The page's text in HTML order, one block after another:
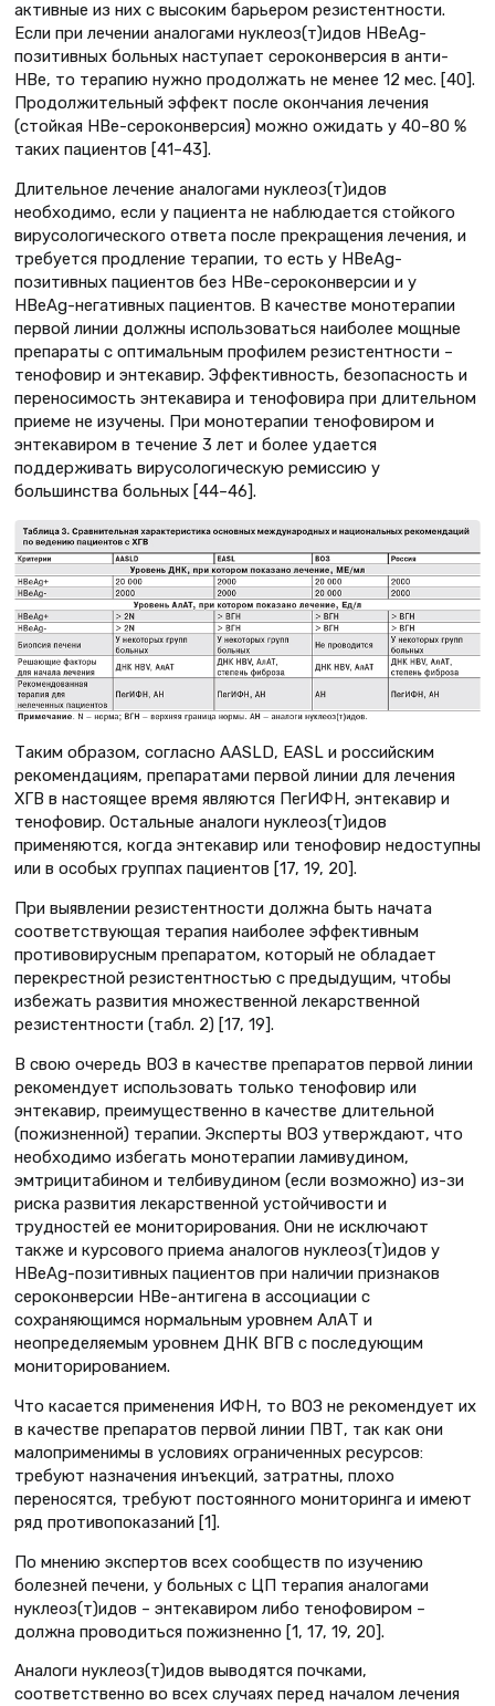
активные из них с высоким барьером резистентности.
Если при лечении аналогами нуклеоз(т)идов HBеAg-
позитивных больных наступает сероконверсия в анти-
HBe, то терапию нужно продолжать не менее 12 мес. [40].
Продолжительный эффект после окончания лечения
(стойкая HBe-сероконверсия) можно ожидать у 40–80 %
таких пациентов [41–43].
Длительное лечение аналогами нуклеоз(т)идов
необходимо, если у пациента не наблюдается стойкого
вирусологического ответа после прекращения лечения, и
требуется продление терапии, то есть у HBeAg-
позитивных пациентов без HBe-сероконверсии и у
HBeAg-негативных пациентов. В качестве монотерапии
первой линии должны использоваться наиболее мощные
препараты с оптимальным профилем резистентности –
тенофовир и энтекавир. Эффективность, безопасность и
переносимость энтекавира и тенофовира при длительном
приеме не изучены. При монотерапии тенофовиром и
энтекавиром в течение 3 лет и более удается
поддерживать вирусологическую ремиссию у
большинства больных [44–46].
Таким образом, согласно AASLD, EASL и российским
рекомендациям, препаратами первой линии для лечения
ХГВ в настоящее время являются ПегИФН, энтекавир и
тенофовир. Остальные аналоги нуклеоз(т)идов
применяются, когда энтекавир или тенофовир недоступны
или в особых группах пациентов [17, 19, 20].
При выявлении резистентности должна быть начата
соответствующая терапия наиболее эффективным
противовирусным препаратом, который не обладает
перекрестной резистентностью с предыдущим, чтобы
избежать развития множественной лекарственной
резистентности (табл. 2) [17, 19].
В свою очередь ВОЗ в качестве препаратов первой линии
рекомендует использовать только тенофовир или
энтекавир, преимущественно в качестве длительной
(пожизненной) терапии. Эксперты ВОЗ утверждают, что
необходимо избегать монотерапии ламивудином,
эмтрицитабином и телбивудином (если возможно) из-зи
риска развития лекарственной устойчивости и
трудностей ее мониторирования. Они не исключают
также и курсового приема аналогов нуклеоз(т)идов у
HBeAg-позитивных пациентов при наличии признаков
сероконверсии HBe-антигена в ассоциации с
сохраняющимся нормальным уровнем АлАТ и
неопределяемым уровнем ДНК ВГВ с последующим
мониторированием.
Что касается применения ИФН, то ВОЗ не рекомендует их
в качестве препаратов первой линии ПВТ, так как они
малоприменимы в условиях ограниченных ресурсов:
требуют назначения инъекций, затратны, плохо
переносятся, требуют постоянного мониторинга и имеют
ряд противопоказаний [1].
По мнению экспертов всех сообществ по изучению
болезней печени, у больных с ЦП терапия аналогами
нуклеоз(т)идов – энтекавиром либо тенофовиром –
должна проводиться пожизненно [1, 17, 19, 20].
Аналоги нуклеоз(т)идов выводятся почками,
соответственно во всех случаях перед началом лечения